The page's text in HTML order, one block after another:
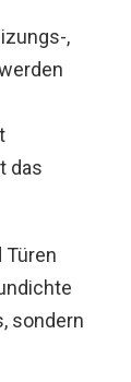
,
das
Türen
sondern